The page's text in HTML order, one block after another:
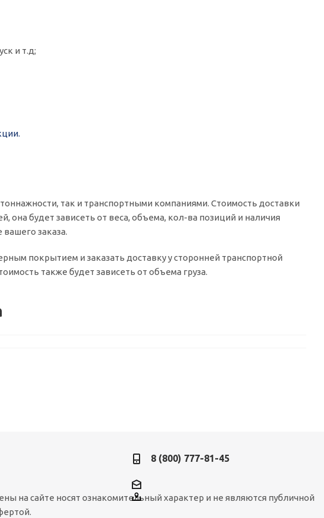
и т.д;
так и транспортными компаниями. Стоимость доставки
она будет зависеть от веса, объема, кол-ва позиций и наличия
заказа.
покрытием и заказать доставку у сторонней транспортной
также будет зависеть от объема груза.
8 (800) 777-81-45
на сайте носят ознакомительный характер и не являются публичной